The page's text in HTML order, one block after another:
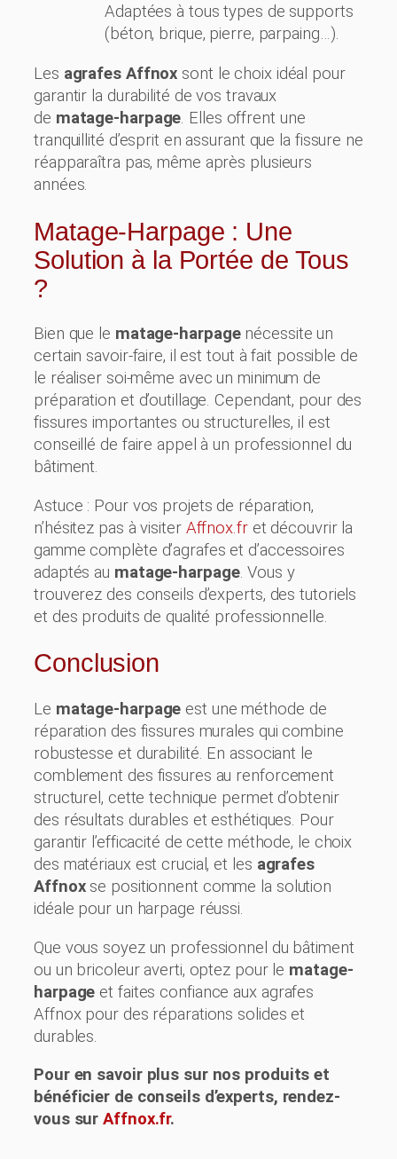
Adaptées à tous types de supports
(béton, brique, pierre, parpaing…).
Les agrafes Affnox sont le choix idéal pour
garantir la durabilité de vos travaux
de matage-harpage. Elles offrent une
tranquillité d’esprit en assurant que la fissure ne
réapparaîtra pas, même après plusieurs
années.
Matage-Harpage : Une
Solution à la Portée de Tous
?
Bien que le matage-harpagenécessite un
certain savoir-faire, il est tout à fait possible de
le réaliser soi-même avec un minimum de
préparation et d’outillage. Cependant, pour des
fissures importantes ou structurelles, il est
conseillé de faire appel à un professionnel du
bâtiment.
Astuce : Pour vos projets de réparation,
n’hésitez pas à visiter Affnox.fret découvrir la
gamme complète d’agrafes et d’accessoires
adaptés au matage-harpage. Vous y
trouverez des conseils d’experts, des tutoriels
et des produits de qualité professionnelle.
Conclusion
Le matage-harpage est une méthode de
réparation des fissures murales qui combine
robustesse et durabilité. En associant le
comblement des fissures au renforcement
structurel, cette technique permet d’obtenir
des résultats durables et esthétiques. Pour
garantir l’efficacité de cette méthode, le choix
des matériaux est crucial, et les agrafes
Affnoxse positionnent comme la solution
idéale pour un harpage réussi.
Que vous soyez un professionnel du bâtiment
ou un bricoleur averti, optez pour le matage-
harpage et faites confiance aux agrafes
Affnox pour des réparations solides et
durables.
Pour en savoir plus sur nos produits et
bénéficier de conseils d’experts, rendez-
vous surAffnox.fr.